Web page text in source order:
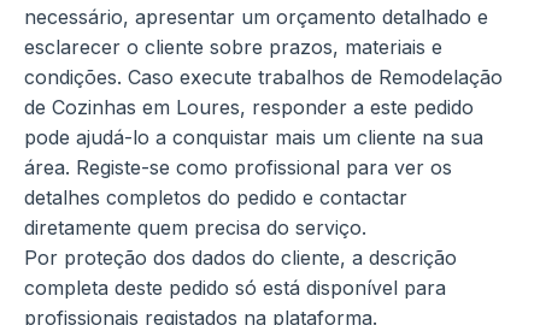
necessário, apresentar um orçamento detalhado e
esclarecer o cliente sobre prazos, materiais e
condições. Caso execute trabalhos de Remodelação
de Cozinhas em Loures, responder a este pedido
pode ajudá-lo a conquistar mais um cliente na sua
área. Registe-se como profissional para ver os
detalhes completos do pedido e contactar
diretamente quem precisa do serviço.
Por proteção dos dados do cliente, a descrição
completa deste pedido só está disponível para
profissionais registados na plataforma.